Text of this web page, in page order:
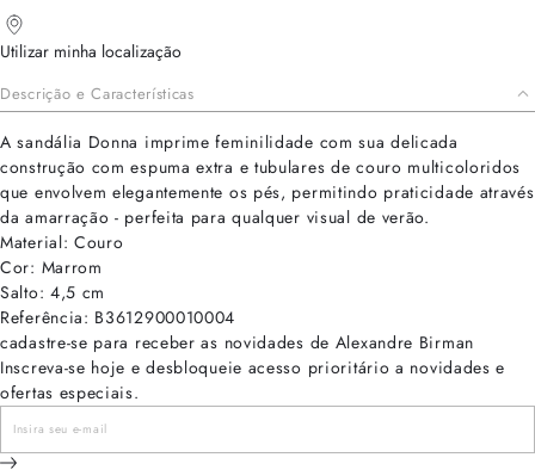
Utilizar minha localização
Descrição e Características
A sandália Donna imprime feminilidade com sua delicada
construção com espuma extra e tubulares de couro multicoloridos
que envolvem elegantemente os pés, permitindo praticidade através
da amarração - perfeita para qualquer visual de verão.
Material: Couro
Cor: Marrom
Salto: 4,5 cm
Referência: B3612900010004
cadastre-se para receber as novidades de Alexandre Birman
Inscreva-se hoje e desbloqueie acesso prioritário a novidades e
ofertas especiais.